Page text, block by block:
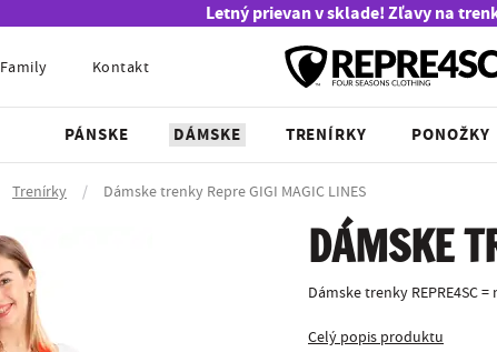
Letný prievan v sklade! Zľavy na
Family Kontakt
PÁNSKE DÁMSKE TRENÍRKY PONOŽKY
Trenírky / Dámske trenky Repre GIGI MAGIC LINES
DÁMSKE
Dámske trenky REPRE4SC
Celý popis produktu